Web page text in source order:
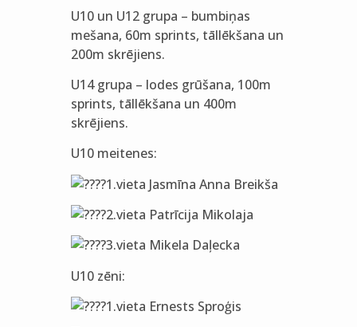
U10 un U12 grupa – bumbiņas
mešana, 60m sprints, tāllēkšana un
200m skrējiens.
U14 grupa – lodes grūšana, 100m
sprints, tāllēkšana un 400m
skrējiens.
U10 meitenes:
1.vieta Jasmīna Anna Breikša
2.vieta Patrīcija Mikolaja
3.vieta Mikela Daļecka
U10 zēni:
1.vieta Ernests Sproģis